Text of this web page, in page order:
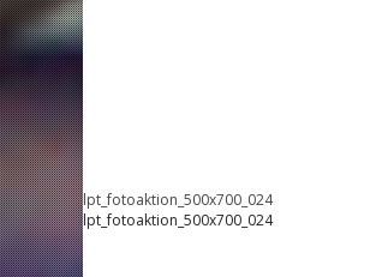
lpt_fotoaktion_500x700_024
lpt_fotoaktion_500x700_024